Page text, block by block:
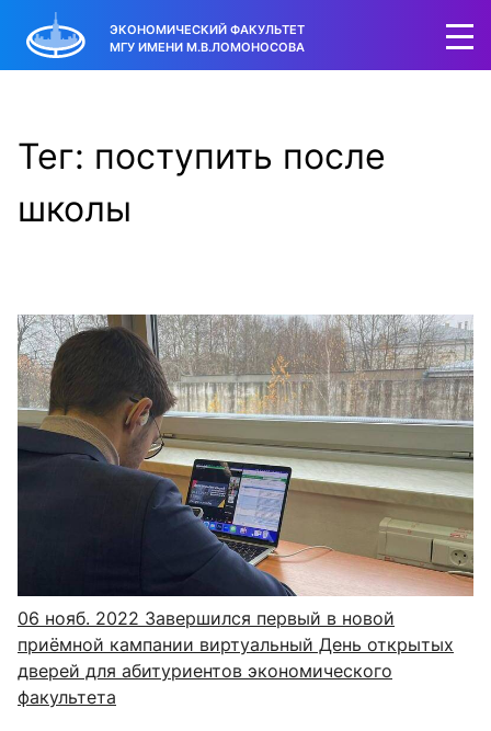
ЭКОНОМИЧЕСКИЙ ФАКУЛЬТЕТ
МГУ ИМЕНИ М.В.ЛОМОНОСОВА
Тег: поступить после
школы
06 нояб. 2022 Завершился первый в новой
приёмной кампании виртуальный День открытых
дверей для абитуриентов экономического
факультета